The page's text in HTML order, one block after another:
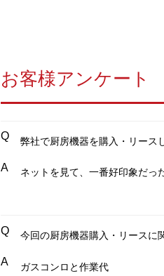
お客様アンケート
Q 弊社で厨房機器を購入・リース
A ネットを見て、一番好印象だっ
Q 今回の厨房機器購入・リースに
A ガスコンロと作業代